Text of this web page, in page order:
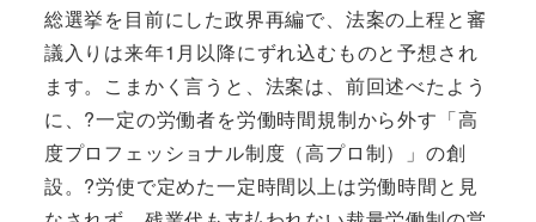
総選挙を目前にした政界再編で、法案の上程と審
議入りは来年1月以降にずれ込むものと予想され
ます。こまかく言うと、法案は、前回述べたよう
に、?一定の労働者を労働時間規制から外す「高
度プロフェッショナル制度（高プロ制）」の創
設。?労使で定めた一定時間以上は労働時間と見